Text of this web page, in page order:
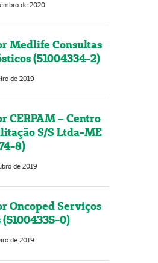
de 2020
Medlife Consultas
(51004334-2)
de 2019
CERPAM – Centro
S/S Ltda-ME
8)
de 2019
Oncoped Serviços
0)
de 2019